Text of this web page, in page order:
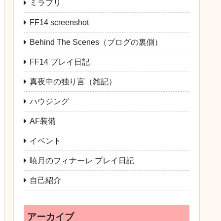
ミラプリ
FF14 screenshot
Behind The Scenes（ブログの裏側）
FF14 プレイ日記
真夜中の独り言（雑記）
ハウジング
AF装備
イベント
暁月のフィナーレ プレイ日記
自己紹介
アーカイブ